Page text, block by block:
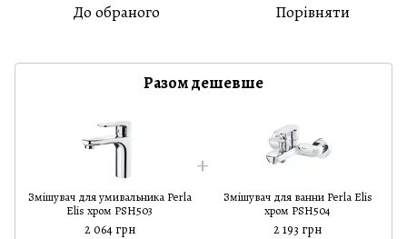
До обраного Порівняти
Разом дешевше
Змішувач для умивальника Perla
Elis хром PSH503
2 064 грн
Змішувач для ванни Perla Elis
хром PSH504
2 193 грн